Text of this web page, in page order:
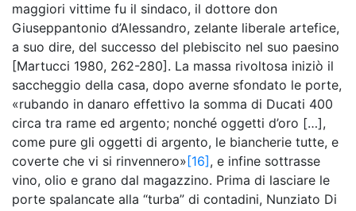
maggiori vittime fu il sindaco, il dottore don
Giuseppantonio d’Alessandro, zelante liberale artefice,
a suo dire, del successo del plebiscito nel suo paesino
[Martucci 1980, 262-280]. La massa rivoltosa iniziò il
saccheggio della casa, dopo averne sfondato le porte,
«rubando in danaro effettivo la somma di Ducati 400
circa tra rame ed argento; nonché oggetti d’oro […],
come pure gli oggetti di argento, le biancherie tutte, e
coverte che vi si rinvennero» [16] , e infine sottrasse
vino, olio e grano dal magazzino. Prima di lasciare le
porte spalancate alla “turba” di contadini, Nunziato Di